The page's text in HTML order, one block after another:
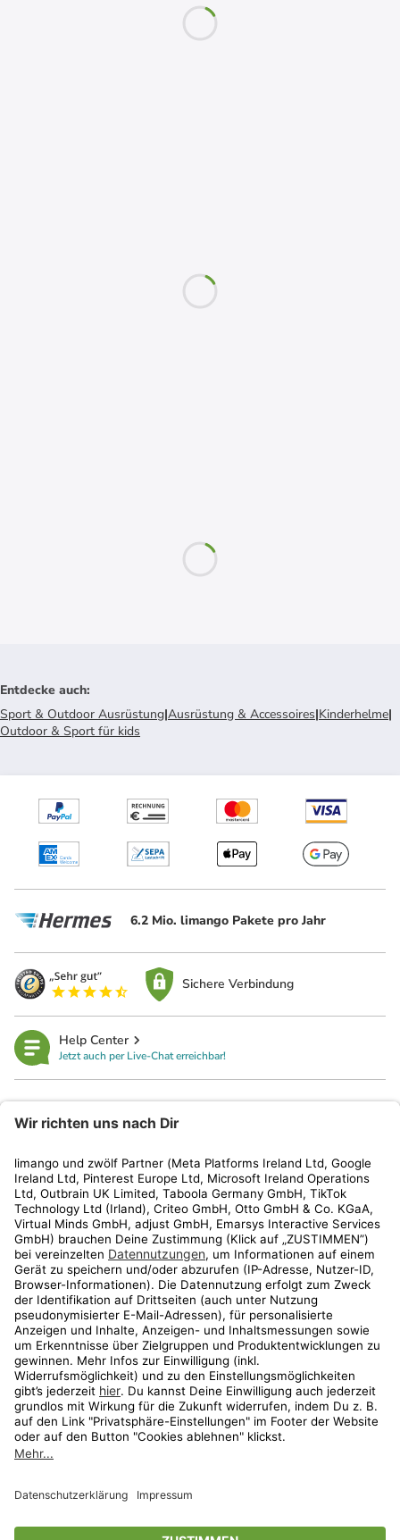
Entdecke auch:
Sport & Outdoor Ausrüstung|Ausrüstung & Accessoires|Kinderhelme|
Outdoor & Sport für kids
6.2 Mio. limango Pakete pro Jahr
Sichere Verbindung
Help Center
Jetzt auch per Live-Chat erreichbar!
Kundenservice
Shop
Aktionen
Travel